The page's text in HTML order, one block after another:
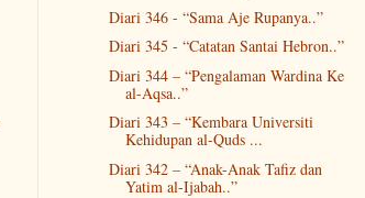
Diari 346 - “Sama Aje Rupanya..”
Diari 345 - “Catatan Santai Hebron..”
Diari 344 – “Pengalaman Wardina Ke
al-Aqsa..”
Diari 343 – “Kembara Universiti
Kehidupan al-Quds ...
Diari 342 – “Anak-Anak Tafiz dan
Yatim al-Ijabah..”